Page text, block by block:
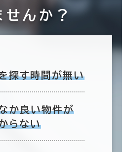
せんか？
探す時間が無い
か良い物件が
らない